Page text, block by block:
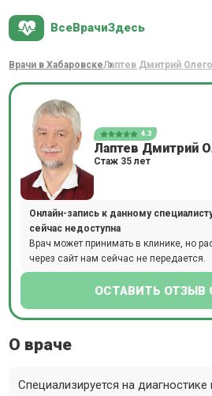
ВсеВрачиЗдесь
Врачи в ХабаровскеЛаптев Дмитрий
4.3
Лаптев Дмитрий
Стаж 35 лет
Онлайн-запись к данному
сейчас недоступна
Врач может принимать в клинике, но
через сайт нам сейчас не передается.
ОСТАВИТЬ ОТЗЫВ
О враче
Специализируется на диагностике